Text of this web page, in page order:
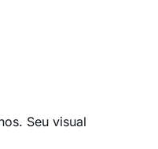
Seu visual